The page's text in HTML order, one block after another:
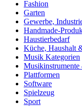
Fashion
Garten
Gewerbe,
Handmade-
Haustierbedarf
Küche, Haushalt
Musik Kategorien
Plattformen
Software
Spielzeug
Sport